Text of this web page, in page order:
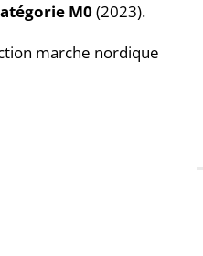
M0 (2023).
marche nordique